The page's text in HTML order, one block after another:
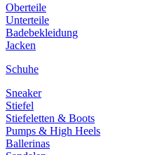
Oberteile
Unterteile
Badebekleidung
Jacken
Schuhe
Sneaker
Stiefel
Stiefeletten & Boots
Pumps & High Heels
Ballerinas